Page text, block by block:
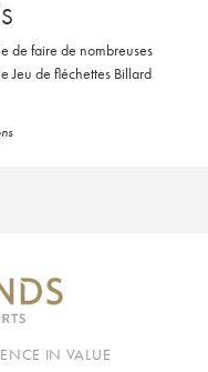
de faire de nombreuses
Jeu de fléchettes Billard
IN VALUE